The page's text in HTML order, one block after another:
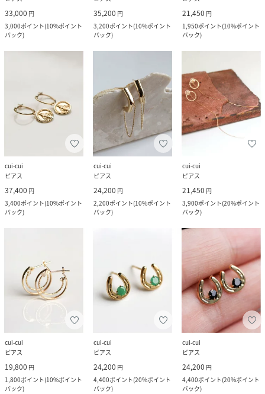
33,000 円
3,000ポイント(10%ポイント
バック)
35,200 円
3,200ポイント(10%ポイント
バック)
21,450 円
1,950ポイント(10%ポイント
バック)
cui-cui
ピアス
37,400 円
3,400ポイント(10%ポイント
バック)
cui-cui
ピアス
24,200 円
2,200ポイント(10%ポイント
バック)
cui-cui
ピアス
21,450 円
3,900ポイント(20%ポイント
バック)
cui-cui
ピアス
19,800 円
1,800ポイント(10%ポイント
バック)
cui-cui
ピアス
24,200 円
4,400ポイント(20%ポイント
バック)
cui-cui
ピアス
24,200 円
4,400ポイント(20%ポイント
バック)